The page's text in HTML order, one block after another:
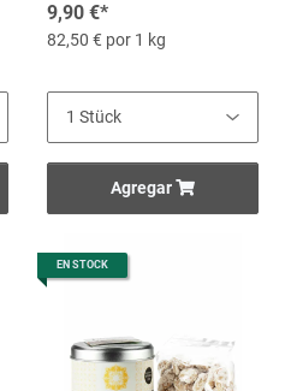
Canela, 120-g-Dose
9,90 €*
82,50 € por 1 kg
Agregar
EN STOCK